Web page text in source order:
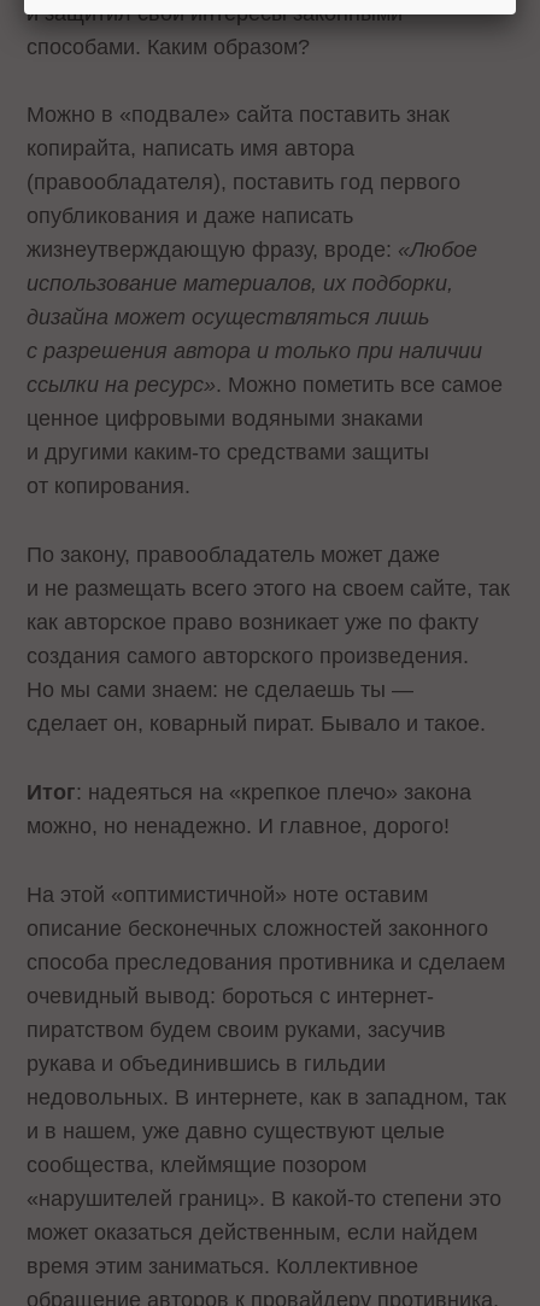
и защитил свои интересы законными
способами. Каким образом?
Можно в «подвале» сайта поставить знак
копирайта, написать имя автора
(правообладателя), поставить год первого
опубликования и даже написать
жизнеутверждающую фразу, вроде: «Любое
использование материалов, их подборки,
дизайна может осуществляться лишь
с разрешения автора и только при наличии
ссылки на ресурс». Можно пометить все самое
ценное цифровыми водяными знаками
и другими каким-то средствами защиты
от копирования.
По закону, правообладатель может даже
и не размещать всего этого на своем сайте, так
как авторское право возникает уже по факту
создания самого авторского произведения.
Но мы сами знаем: не сделаешь ты —
сделает он, коварный пират. Бывало и такое.
Итог: надеяться на «крепкое плечо» закона
можно, но ненадежно. И главное, дорого!
На этой «оптимистичной» ноте оставим
описание бесконечных сложностей законного
способа преследования противника и сделаем
очевидный вывод: бороться с интернет-
пиратством будем своим руками, засучив
рукава и объединившись в гильдии
недовольных. В интернете, как в западном, так
и в нашем, уже давно существуют целые
сообщества, клеймящие позором
«нарушителей границ». В какой-то степени это
может оказаться действенным, если найдем
время этим заниматься. Коллективное
обращение авторов к провайдеру противника,